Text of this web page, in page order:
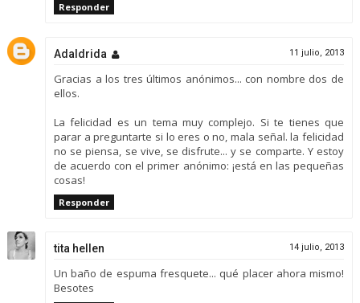
Responder
Adaldrida 11 julio, 2013
Gracias a los tres últimos anónimos... con nombre dos de
ellos.
La felicidad es un tema muy complejo. Si te tienes que
parar a preguntarte si lo eres o no, mala señal. la felicidad
no se piensa, se vive, se disfrute... y se comparte. Y estoy
de acuerdo con el primer anónimo: ¡está en las pequeñas
cosas!
Responder
tita hellen 14 julio, 2013
Un baño de espuma fresquete... qué placer ahora mismo!
Besotes